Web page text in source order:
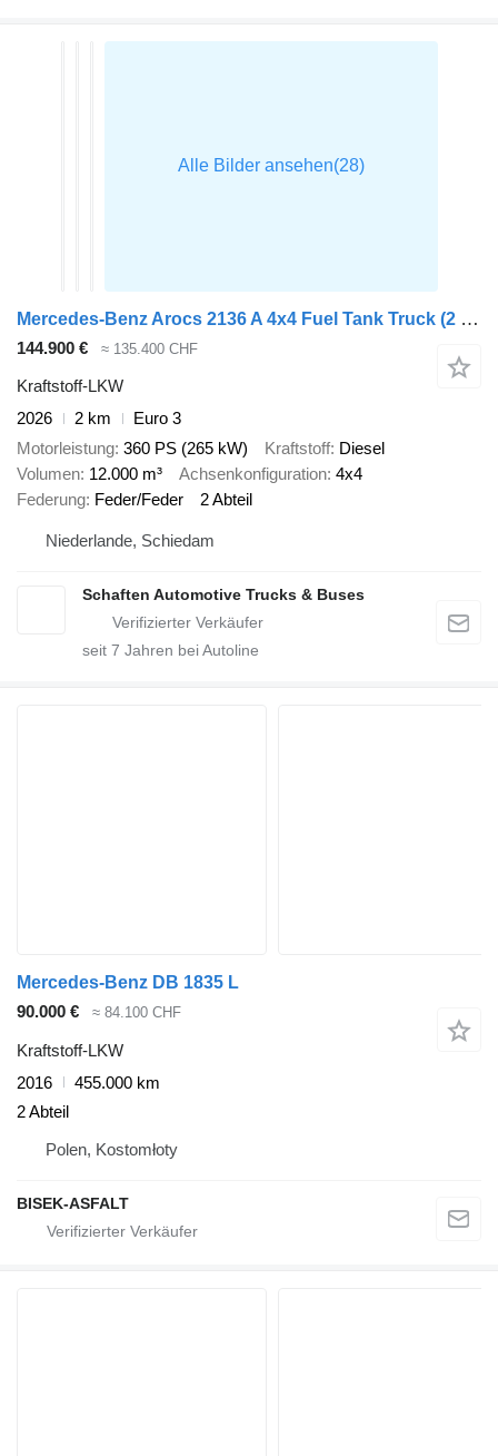
Mercedes-Benz Arocs 2136 A 4x4 Fuel Tank Truck (2 units)
144.900 € ≈ 135.400 CHF
Kraftstoff-LKW
2026
2 km
Euro 3
Motorleistung 360 PS (265 kW) Kraftstoff Diesel
Volumen 12.000 m³ Achsenkonfiguration 4x4
Federung Feder/Feder 2 Abteil
Niederlande, Schiedam
Schaften Automotive Trucks & Buses
seit 7 Jahren bei Autoline
Mercedes-Benz DB 1835 L
90.000 €
≈ 84.100 CHF
Kraftstoff-LKW
2016
455.000 km
2 Abteil
Polen, Kostomłoty
BISEK-ASFALT